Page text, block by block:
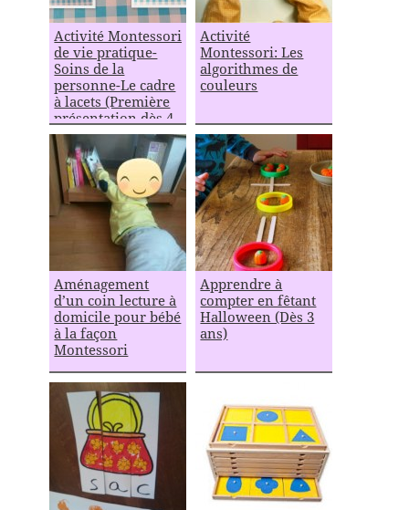
Activité Montessori
de vie pratique-
Soins de la
personne-Le cadre
à lacets (Première
présentation dès 4
ans)
Activité
Montessori: Les
algorithmes de
couleurs
Aménagement
d’un coin lecture à
domicile pour bébé
à la façon
Montessori
Apprendre à
compter en fêtant
Halloween (Dès 3
ans)